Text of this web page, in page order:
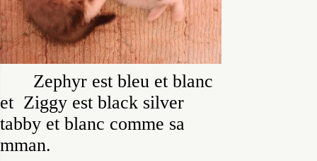
Zephyr est bleu et blanc
et Ziggy est black silver
tabby et blanc comme sa
mman.